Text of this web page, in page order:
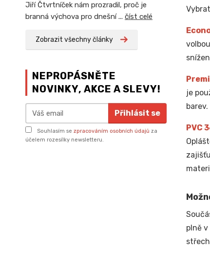
Jiří Čtvrtníček nám prozradil, proč je
branná výchova pro dnešní ... číst celé
Zobrazit všechny články
NEPROPÁSNĚTE
NOVINKY, AKCE A SLEVY!
Přihlásit se
Souhlasím se zpracováním osobních údajů za
účelem rozesílky newsletteru.
je
PVC
plně